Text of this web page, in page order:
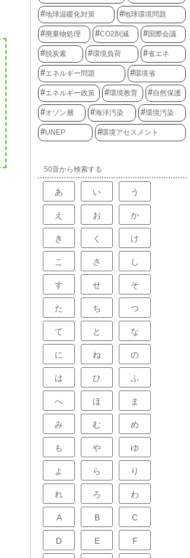
地球温暖化対策 地球環境問題
廃棄物処理 CO2削減 国際会議
脱炭素 環境負荷 省エネ
エネルギー問題 環境省
エネルギー政策 環境教育 自然保護
オゾン層 海洋汚染 環境汚染
UNEP 環境アセスメント
50音から検索する
あ い う
え お か
き く け
こ さ し
す せ そ
た ち つ
て と な
に ね の
は ひ ふ
へ ほ ま
み む め
も や ゆ
よ ら り
れ ろ わ
A B C
D E F